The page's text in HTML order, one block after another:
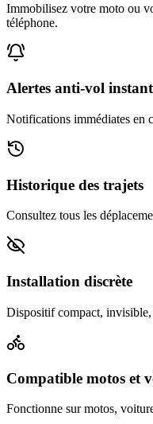
Immobilisez votre moto ou
téléphone.
Alertes anti-vol
Notifications immédiates en
Historique des trajets
Consultez tous les
Installation discrète
Dispositif compact, invisible,
Compatible motos et
Fonctionne sur motos,